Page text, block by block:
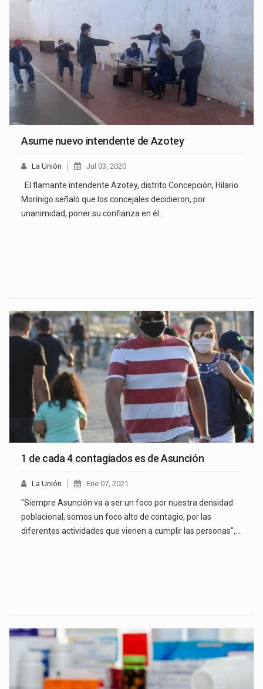
Asume nuevo intendente de Azotey
La Unión Jul 03, 2020
El flamante intendente Azotey, distrito Concepción, Hilario
Morínigo señaló que los concejales decidieron, por
unanimidad, poner su confianza en él…
1 de cada 4 contagiados es de Asunción
La Unión Ene 07, 2021
"Siempre Asunción va a ser un foco por nuestra densidad
poblacional, somos un foco alto de contagio, por las
diferentes actividades que vienen a cumplir las personas",…